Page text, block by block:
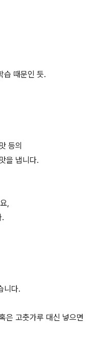
습 때문인 듯.
등의
을 냅니다.
,
.
니다.
은 고춧가루 대신 넣으면